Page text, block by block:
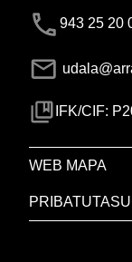
943 25 20
IFK/CIF:
WEB MAPA